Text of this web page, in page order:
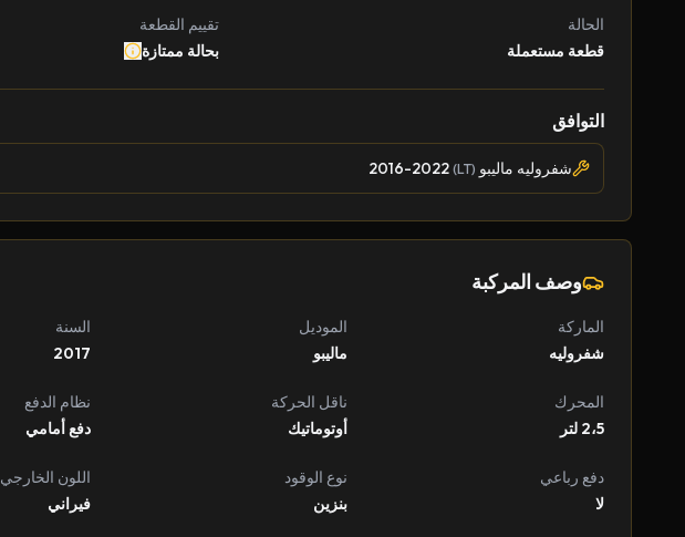
الحالة
قطعة مستعملة
تقييم القطعة
بحالة ممتازة
التوافق
شفروليه ماليبو (LT)
وصف المركبة
الماركة
شفروليه
الموديل
ماليبو
السنة
2017
المحرك
2،5 لتر
ناقل الحركة
أوتوماتيك
نظام الدفع
دفع أمامي
دفع رباعي
لا
نوع الوقود
بنزين
اللون الخارجي
فيراني